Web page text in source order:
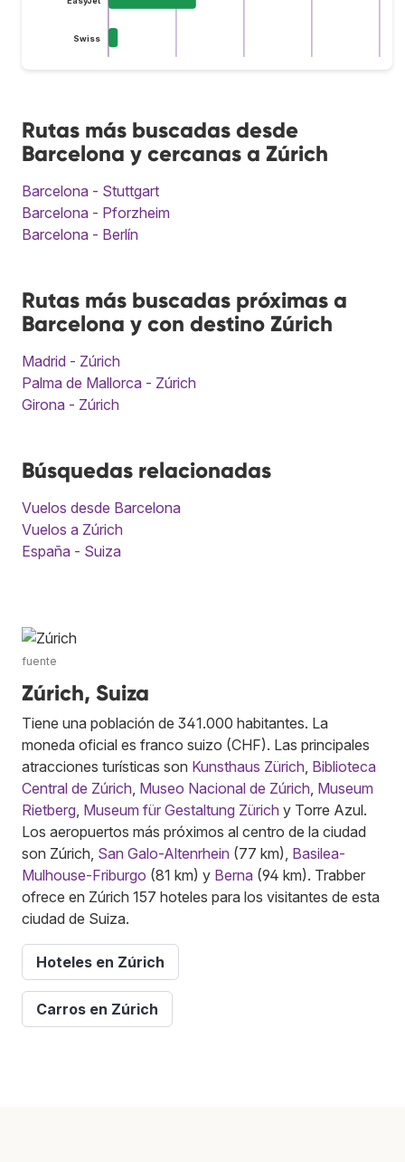
Swiss
Rutas más buscadas desde
Barcelona y cercanas a Zúrich
Barcelona - Stuttgart
Barcelona - Pforzheim
Barcelona - Berlín
Rutas más buscadas próximas a
Barcelona y con destino Zúrich
Madrid - Zúrich
Palma de Mallorca - Zúrich
Girona - Zúrich
Búsquedas relacionadas
Vuelos desde Barcelona
Vuelos a Zúrich
España - Suiza
fuente
Zúrich, Suiza
Tiene una población de 341.000 habitantes. La
moneda oficial es franco suizo (CHF). Las principales
atracciones turísticas son Kunsthaus Zürich Biblioteca
Central de Zúrich Museo Nacional de Zúrich Museum
Rietberg Museum für Gestaltung Zürich y Torre Azul.
Los aeropuertos más próximos al centro de la ciudad
son Zúrich, San Galo-Altenrhein (77 km), Basilea-
Mulhouse-Friburgo (81 km) y Berna (94 km). Trabber
ofrece en Zúrich 157 hoteles para los visitantes de esta
ciudad de Suiza.
Hoteles en Zúrich
Carros en Zúrich